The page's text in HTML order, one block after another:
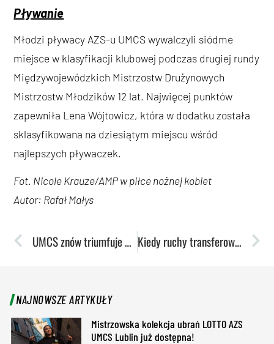
Pływanie
Młodzi pływacy AZS-u UMCS wywalczyli siódme
miejsce w klasyfikacji klubowej podczas drugiej rundy
Międzywojewódzkich Mistrzostw Drużynowych
Mistrzostw Młodzików 12 lat. Najwięcej punktów
zapewniła Lena Wójtowicz, która w dodatku została
sklasyfikowana na dziesiątym miejscu wśród
najlepszych pływaczek.
Fot. Nicole Krauze/AMP w piłce nożnej kobiet
Autor: Rafał Małys
UMCS znów triumfuje w rozgrywkach AMWL Kiedy ruchy transferowe mistrzyń Polski?
NAJNOWSZE ARTYKUŁY
Mistrzowska kolekcja ubrań LOTTO AZS
UMCS Lublin już dostępna!